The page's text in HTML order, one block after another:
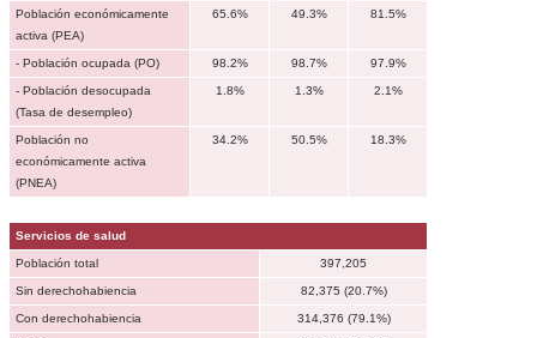
Población económicamente
activa (PEA)
65.6% 49.3% 81.5%
- Población ocupada (PO) 98.2% 98.7% 97.9%
- Población desocupada
(Tasa de desempleo)
1.8% 1.3% 2.1%
Población no
económicamente activa
(PNEA)
34.2% 50.5% 18.3%
Servicios de salud
Población total 397,205
Sin derechohabiencia 82,375 (20.7%)
Con derechohabiencia 314,376 (79.1%)